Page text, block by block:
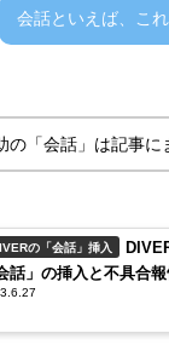
会話といえば、これ
の「会話」は記事に
の「会話」挿入
話」の挿入と不具合